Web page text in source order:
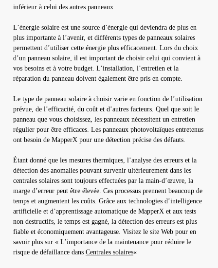
inférieur à celui des autres panneaux.
L’énergie solaire est une source d’énergie qui deviendra de plus en
plus importante à l’avenir, et différents types de panneaux solaires
permettent d’utiliser cette énergie plus efficacement. Lors du choix
d’un panneau solaire, il est important de choisir celui qui convient à
vos besoins et à votre budget. L’installation, l’entretien et la
réparation du panneau doivent également être pris en compte.
Le type de panneau solaire à choisir varie en fonction de l’utilisation
prévue, de l’efficacité, du coût et d’autres facteurs. Quel que soit le
panneau que vous choisissez, les panneaux nécessitent un entretien
régulier pour être efficaces. Les panneaux photovoltaïques entretenus
ont besoin de MapperX pour une détection précise des défauts.
Étant donné que les mesures thermiques, l’analyse des erreurs et la
détection des anomalies pouvant survenir ultérieurement dans les
centrales solaires sont toujours effectuées par la main-d’œuvre, la
marge d’erreur peut être élevée. Ces processus prennent beaucoup de
temps et augmentent les coûts. Grâce aux technologies d’intelligence
artificielle et d’apprentissage automatique de MapperX et aux tests
non destructifs, le temps est gagné, la détection des erreurs est plus
fiable et économiquement avantageuse. Visitez le site Web pour en
savoir plus sur « L’importance de la maintenance pour réduire le
risque de défaillance dans Centrales solaires«